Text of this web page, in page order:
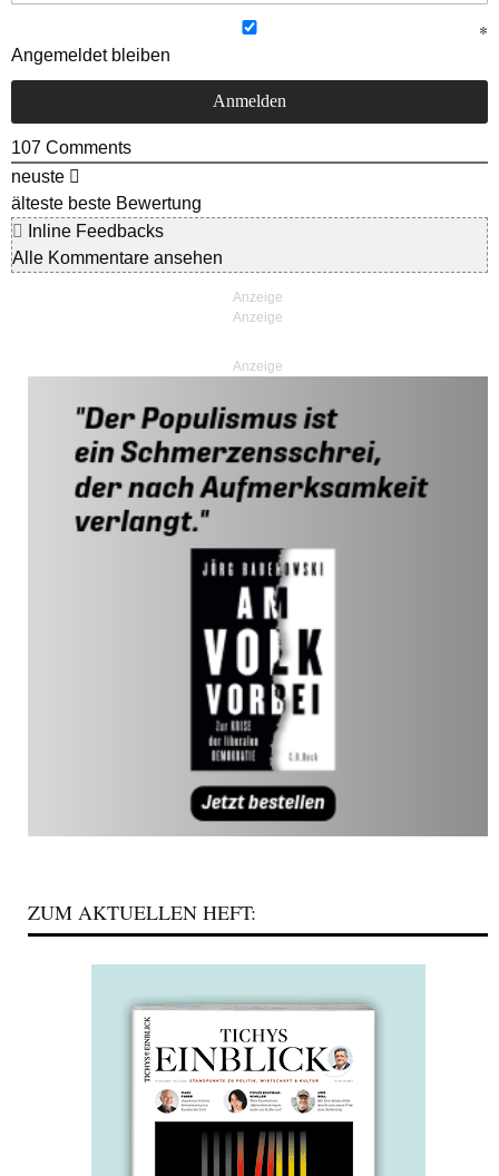
Angemeldet bleiben
107 Comments
neuste
älteste beste Bewertung
Inline Feedbacks
Alle Kommentare ansehen
Anzeige
ZUM AKTUELLEN HEFT: